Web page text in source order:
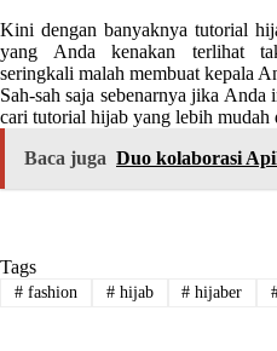
Kini dengan banyaknya tutorial
yang Anda kenakan terlihat
seringkali malah membuat kepala
Sah-sah saja sebenarnya jika
cari tutorial hijab yang lebih mudah
Baca juga Duo kolaborasi
Tags
#fashion #hijab # hijaber